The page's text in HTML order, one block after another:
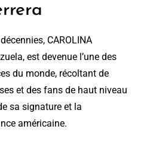
CAROLINA
est devenue l’une des
du monde, récoltant de
et des fans de haut niveau
sa signature et la
américaine.